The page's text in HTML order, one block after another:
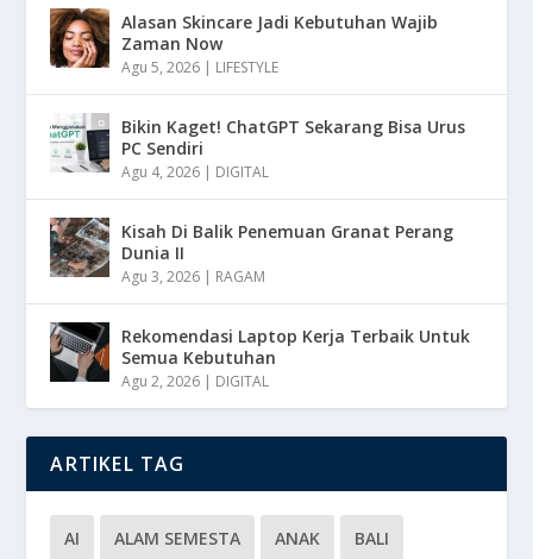
Alasan Skincare Jadi Kebutuhan Wajib
Zaman Now
Agu 5, 2026 | LIFESTYLE
Bikin Kaget! ChatGPT Sekarang Bisa Urus
PC Sendiri
Agu 4, 2026 | DIGITAL
Kisah Di Balik Penemuan Granat Perang
Dunia II
Agu 3, 2026 | RAGAM
Rekomendasi Laptop Kerja Terbaik Untuk
Semua Kebutuhan
Agu 2, 2026 | DIGITAL
ARTIKEL TAG
AI ALAM SEMESTA ANAK BALI